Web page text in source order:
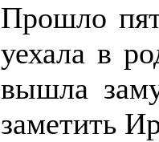
Прошло
уехала в
вышла
заметить